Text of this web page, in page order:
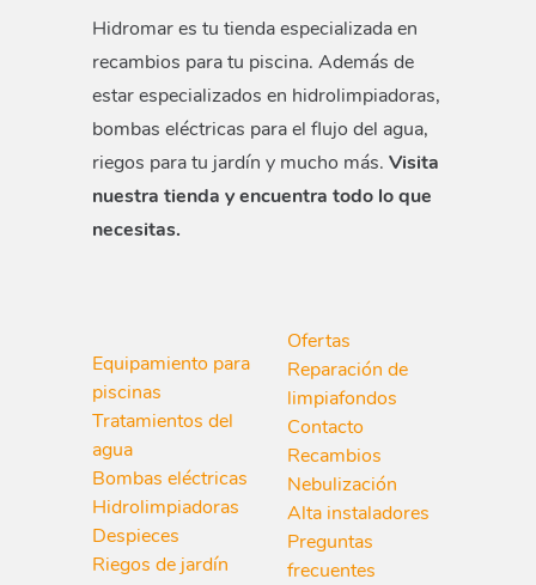
Hidromar es tu tienda especializada en
recambios para tu piscina. Además de
estar especializados en hidrolimpiadoras,
bombas eléctricas para el flujo del agua,
riegos para tu jardín y mucho más. Visita
nuestra tienda y encuentra todo lo que
necesitas.
Equipamiento para
piscinas
Tratamientos del
agua
Bombas eléctricas
Hidrolimpiadoras
Despieces
Riegos de jardín
Ofertas
Reparación de
limpiafondos
Contacto
Recambios
Nebulización
Alta instaladores
Preguntas
frecuentes